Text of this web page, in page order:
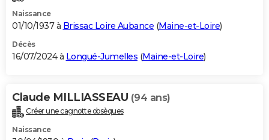
Naissance
01/10/1937 à Brissac Loire Aubance (Maine-et-Loire)
Décès
16/07/2024 à Longué-Jumelles (Maine-et-Loire)
Claude MILLIASSEAU (94 ans)
Créer une cagnotte obsèques
Naissance